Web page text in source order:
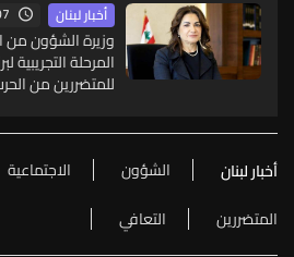
أخبار لبنان
وزيرة الشؤون من
المرحلة التجريبية
للمتضررين من
أخبار لبنان الشؤون الاجتماعية
المتضررين
التعافي